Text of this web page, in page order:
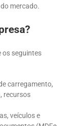
mercado.
os seguintes
carregamento,
recursos
veículos e